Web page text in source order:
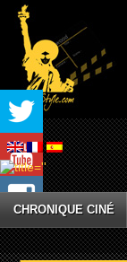
CHRONIQUE CINÉ